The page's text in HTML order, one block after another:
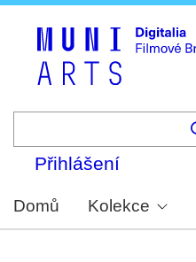
Přihlášení
Domů Kolekce